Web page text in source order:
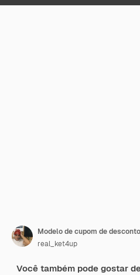
real_ket4up
Você também pode gostar